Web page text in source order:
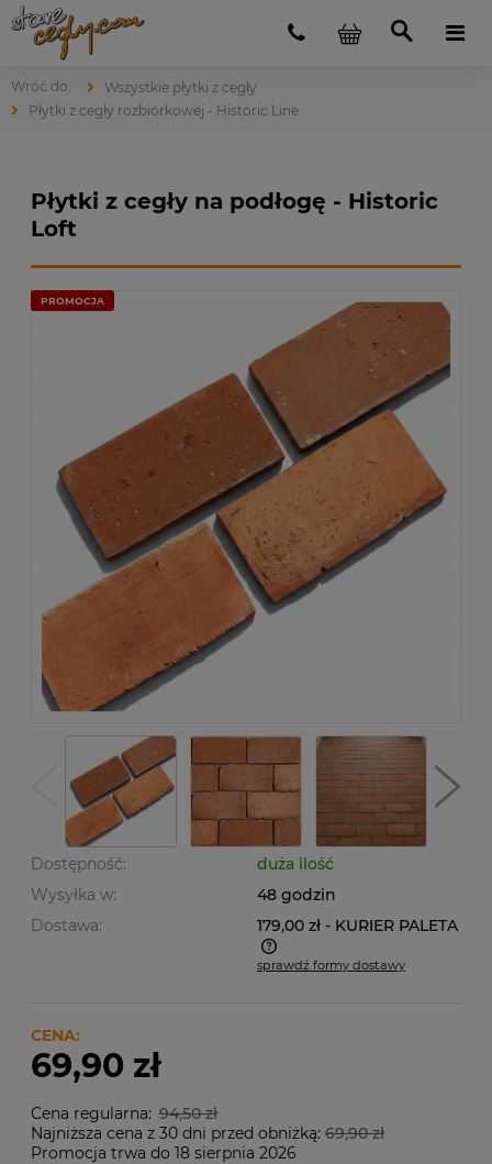
Wszystkie płytki z cegły
Płytki z cegły rozbiórkowej - Historic Line
Płytki z cegły na podłogę - Historic
Loft
PROMOCJA
Dostępność:
duża ilość
Wysyłka w:
48 godzin
Dostawa:
179,00 zł - KURIER PALETA
Cena nie zawiera ewentualnych kosztów płatności
sprawdź formy dostawy
CENA:
69,90 zł
Cena regularna: 94,50 zł
Najniższa cena z 30 dni przed obniżką: 69,90 zł
Promocja trwa do 18 sierpnia 2026